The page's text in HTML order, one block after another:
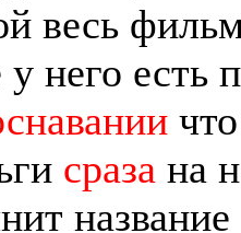
весь
него есть
сраза на
название